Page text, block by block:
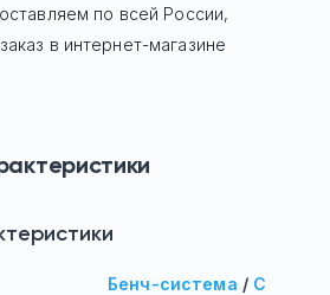
по всей России,
в интернет-магазине
Бенч-система / С